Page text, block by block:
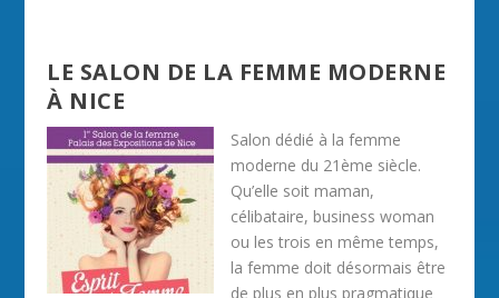
LE SALON DE LA FEMME MODERNE
À NICE
Salon dédié à la femme
moderne du 21ème siècle.
Qu’elle soit maman,
célibataire, business woman
ou les trois en même temps,
la femme doit désormais être
de plus en plus pragmatique